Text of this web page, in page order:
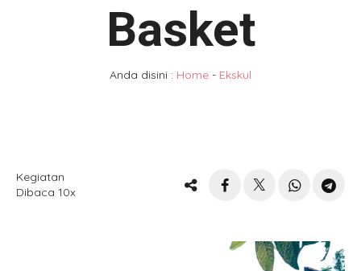
Basket
Anda disini : Home - Ekskul
Kegiatan
Dibaca 10x